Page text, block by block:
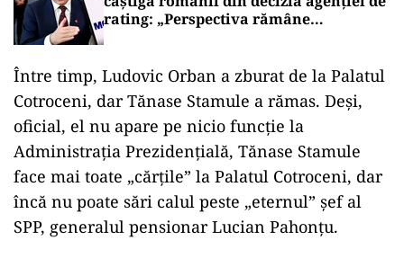
rating: „Perspectiva rămâne
Între timp, Ludovic Orban a zburat de la Palatul
Cotroceni, dar Tănase Stamule a rămas. Deși,
oficial, el nu apare pe nicio funcție la
Administrația Prezidențială, Tănase Stamule
face mai toate „cărțile” la Palatul Cotroceni, dar
încă nu poate sări calul peste „eternul” șef al
SPP, generalul pensionar Lucian Pahonțu.